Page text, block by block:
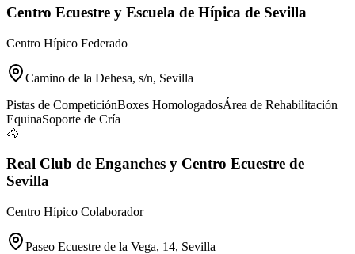
Centro Ecuestre y Escuela de Hípica de Sevilla
Centro Hípico Federado
Camino de la Dehesa, s/n, Sevilla
Pistas de CompeticiónBoxes HomologadosÁrea de Rehabilitación
EquinaSoporte de Cría
🐴
Real Club de Enganches y Centro Ecuestre de
Sevilla
Centro Hípico Colaborador
Paseo Ecuestre de la Vega, 14, Sevilla